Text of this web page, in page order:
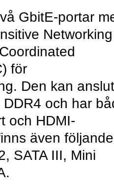
GbitE-portar
Networking
för
Den kan
och har
och HDMI-
även följande
SATA III, Mini